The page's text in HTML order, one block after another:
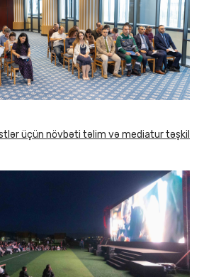
üçün növbəti təlim və mediatur təşkil